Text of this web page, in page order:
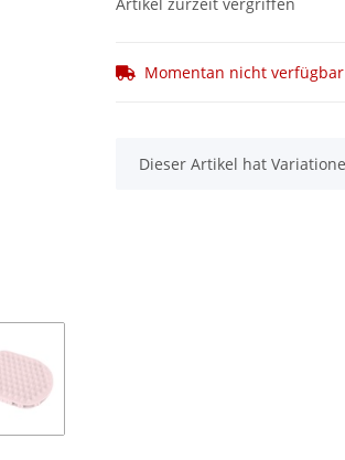
Artikel zurzeit vergriffen
Momentan nicht verfügbar
x
Dieser Artikel hat